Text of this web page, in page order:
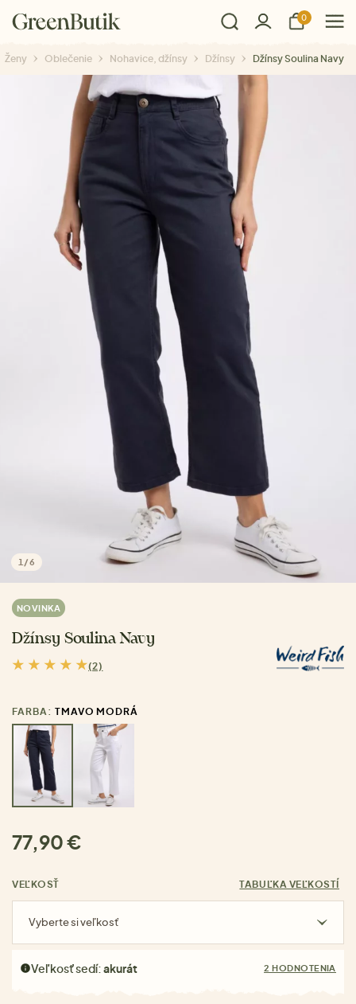
0
Ženy Oblečenie Nohavice, džínsy Džínsy Džínsy Soulina Navy
1 /6
NOVINKA
Džínsy Soulina Navy
(2)
FARBA: TMAVO MODRÁ
77,90 €
VEĽKOSŤ TABUĽKA VEĽKOSTÍ
Vyberte si veľkosť
Veľkosť sedí:akurát 2 HODNOTENIA